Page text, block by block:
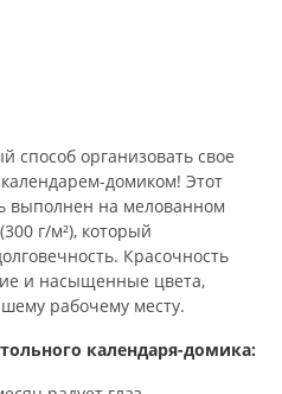
способ организовать свое
домиком! Этот
выполнен на мелованном
г/м²), который
Красочность
и насыщенные цвета,
рабочему месту.
календаря-домика: